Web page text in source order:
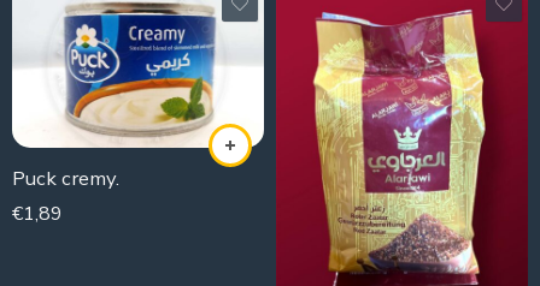
Puck cremy.
€1,89